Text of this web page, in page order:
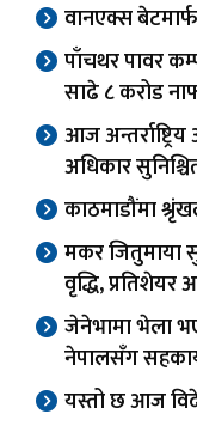
वानएक्स
पाँचथर पावर
साढे ८ करोड
आज
अधिकार
काठमाडौंमा
मकर जितुमाया
वृद्धि, प्रतिशेयर
जेनेभामा भेला
नेपालसँग
यस्तो छ आज